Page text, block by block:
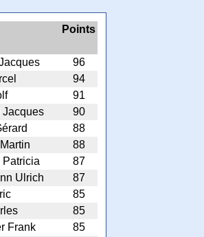
Points
96
94
91
Jacques
90
88
88
Patricia
87
Ulrich
87
85
85
Frank
85